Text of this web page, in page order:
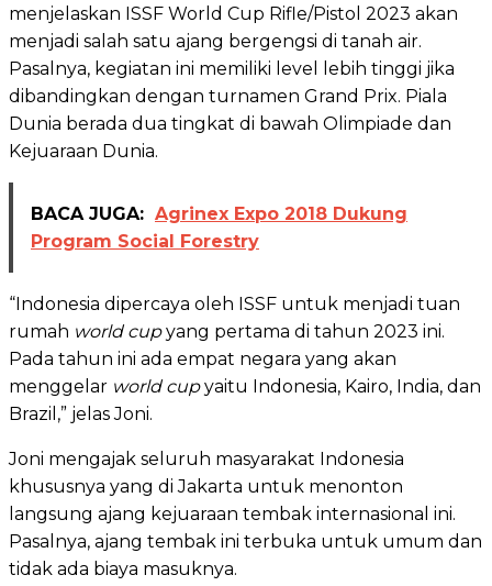
menjelaskan ISSF World Cup Rifle/Pistol 2023 akan
menjadi salah satu ajang bergengsi di tanah air.
Pasalnya, kegiatan ini memiliki level lebih tinggi jika
dibandingkan dengan turnamen Grand Prix. Piala
Dunia berada dua tingkat di bawah Olimpiade dan
Kejuaraan Dunia.
BACA JUGA: Agrinex Expo 2018 Dukung
Program Social Forestry
“Indonesia dipercaya oleh ISSF untuk menjadi tuan
rumah world cupyang pertama di tahun 2023 ini.
Pada tahun ini ada empat negara yang akan
menggelar world cupyaitu Indonesia, Kairo, India, dan
Brazil,” jelas Joni.
Joni mengajak seluruh masyarakat Indonesia
khususnya yang di Jakarta untuk menonton
langsung ajang kejuaraan tembak internasional ini.
Pasalnya, ajang tembak ini terbuka untuk umum dan
tidak ada biaya masuknya.